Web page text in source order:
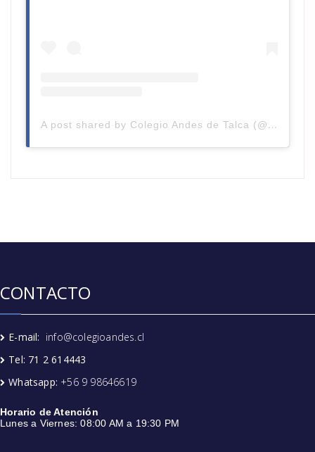
A post shared by Colegio Andes de Talca (@colegioandestalca)
CONTACTO
E-mail: info@colegioandes.cl
Tel: 71 2 614443
Whatsapp: +56 9 98646619
Horario de Atención
Lunes a Viernes: 08:00 AM a 19:30 PM